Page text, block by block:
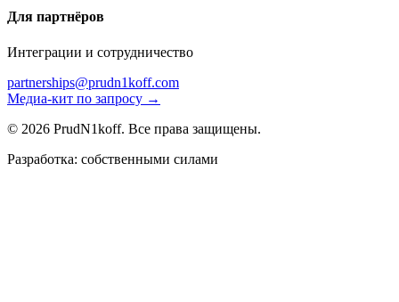
Для партнёров
Интеграции и сотрудничество
partnerships@prudn1koff.com
Медиа-кит по запросу →
© 2026 PrudN1koff. Все права защищены.
Разработка: собственными силами